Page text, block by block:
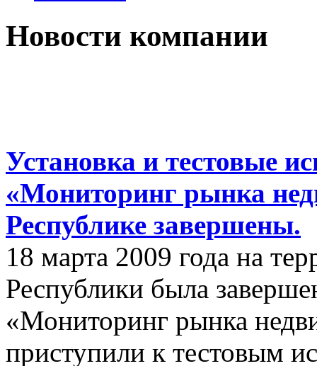
Новости компании
Установка и тестовые
«Мониторинг рынка
Республике завершены.
18 марта 2009 года на
Республики была
«Мониторинг рынка
приступили к тестовым